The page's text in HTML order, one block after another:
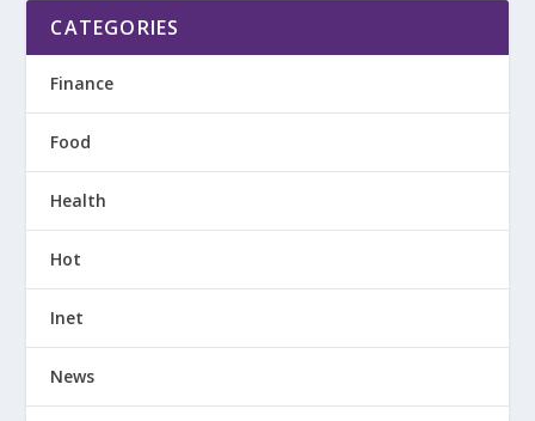
CATEGORIES
Finance
Food
Health
Hot
Inet
News